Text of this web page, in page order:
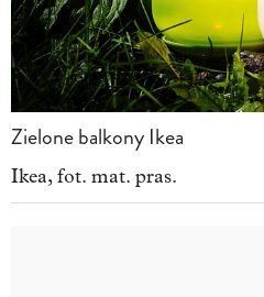
Zielone balkony Ikea
Ikea, fot. mat. pras.